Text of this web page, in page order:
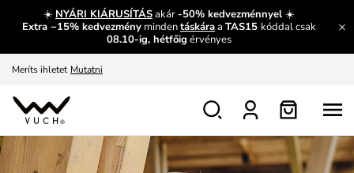
☀️ NYÁRI KIÁRUSÍTÁSakár-50% kedvezménnyel ☀️
Extra −15% kedvezmény mindentáskáraa TAS15 kóddal csak
08.10-ig, hétfőig érvényes
És mi az, amit máshol nem lehet megtudni?
Fedezze fel velünk az újdonságokat. Megtekintés
Meríts ihletet Mutatni
Ingyenes csere és visszaküldés